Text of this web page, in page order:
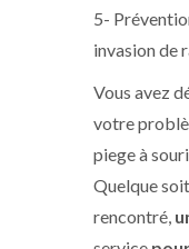
5-
invasion de
Vous avez
votre
piege à
Quelque
rencontré,